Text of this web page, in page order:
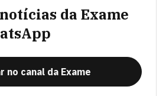
da Exame
no canal da Exame